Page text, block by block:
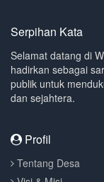
Serpihan Kata
Selamat datang di
hadirkan sebagai
publik untuk
dan sejahtera.
Profil
Tentang Desa